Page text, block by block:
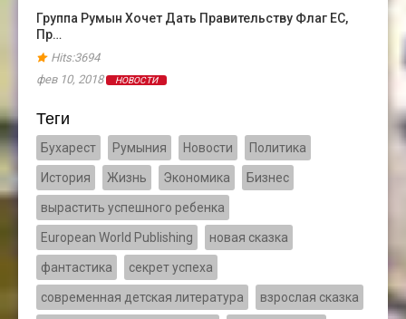
Группа Румын Хочет Дать Правительству Флаг ЕС,
Пр…
Hits:3694
фев 10, 2018
НОВОСТИ
Теги
Бухарест Румыния Новости Политика
История Жизнь Экономика Бизнес
вырастить успешного ребенка
European World Publishing новая сказка
фантастика секрет успеха
современная детская литература взрослая сказка